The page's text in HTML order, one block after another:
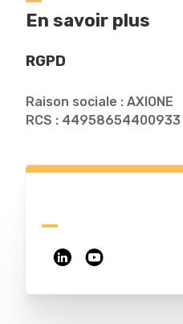
En savoir plus
RGPD
Raison sociale : AXIONE
RCS : 44958654400933